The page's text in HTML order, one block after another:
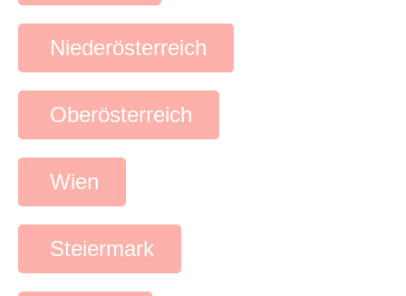
Niederösterreich
Oberösterreich
Wien
Steiermark